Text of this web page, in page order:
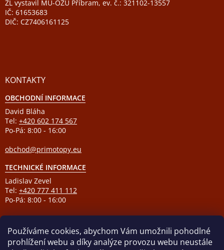
Používáme cookies, abychom Vám umožnili pohodlné
prohlížení webu a díky analýze provozu webu neustále
ŽL vystavil MÚ-OŽÚ Příbram, ev. č.: 321102-13557
IČ: 61653683
DIČ: CZ7406161125
KONTAKTY
OBCHODNÍ INFORMACE
David Bláha
Tel: +420 602 174 567
Po-Pá: 8:00 - 16:00
obchod@primotopy.eu
TECHNICKÉ INFORMACE
Ladislav Zevel
Tel: +420 777 411 112
Po-Pá: 8:00 - 16:00
podpora@primotopy.eu